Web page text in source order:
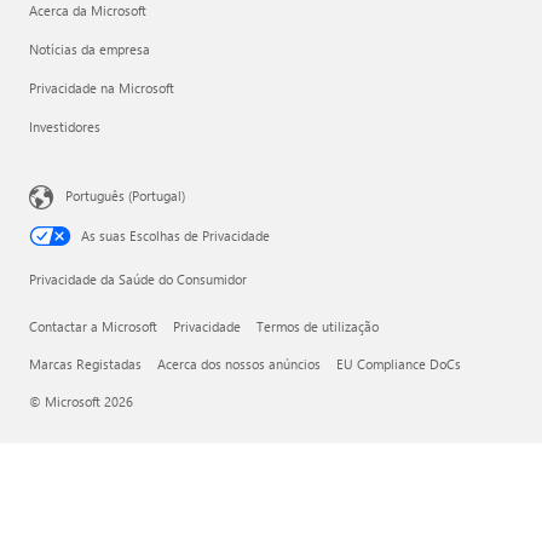
Acerca da Microsoft
Notícias da empresa
Privacidade na Microsoft
Investidores
Português (Portugal)
As suas Escolhas de Privacidade
Privacidade da Saúde do Consumidor
Contactar a Microsoft Privacidade Termos de utilização
Marcas Registadas Acerca dos nossos anúncios EU Compliance DoCs
© Microsoft 2026